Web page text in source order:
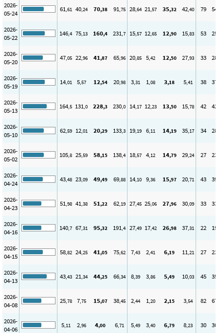
2026-
05-24
61,61 40,24 70,38 91,75 28,64 21,57 35,32 42,40 79 54
2026-
05-22
146,4 75,13 160,4 231,7 15,57 12,65 12,90 15,83 53 25
2026-
05-20
47,05 22,96 41,87 65,96 20,85 5,42 12,50 27,93 33 28
2026-
05-19
14,01 5,57 12,54 20,98 3,31 1,08 3,18 5,41 38 37
2026-
05-13
164,5 131,0 228,3 230,0 14,17 12,23 13,50 15,78 42 42
2026-
05-10
62,59 12,01 20,29 133,3 19,19 6,11 14,19 35,17 34 28
2026-
05-02
105,8 25,59 58,15 138,4 18,57 4,12 14,79 29,24 27 23
2026-
04-24
43,48 23,09 49,49 69,88 14,10 9,36 15,97 20,71 43 39
2026-
04-23
51,98 41,38 51,22 62,19 27,45 25,06 27,96 30,09 33 33
2026-
04-16
140,7 67,31 95,32 191,4 27,49 17,42 26,98 37,31 22 19
2026-
04-15
58,82 24,25 41,05 75,62 7,43 2,41 6,19 11,21 27 23
2026-
04-13
43,43 21,34 44,25 66,34 8,39 3,86 5,49 10,03 45 35
2026-
04-08
25,78 7,75 15,07 38,45 2,44 1,20 2,15 3,54 82 67
2026-
04-06
5,11 2,96 4,00 6,71 5,49 3,40 6,79 8,23 30 30